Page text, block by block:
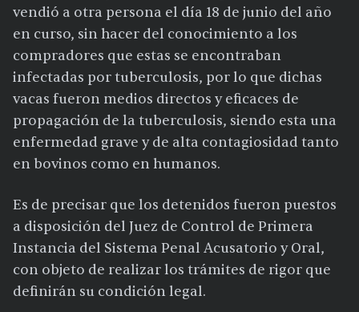
vendió a otra persona el día 18 de junio del año
en curso, sin hacer del conocimiento a los
compradores que estas se encontraban
infectadas por tuberculosis, por lo que dichas
vacas fueron medios directos y eficaces de
propagación de la tuberculosis, siendo esta una
enfermedad grave y de alta contagiosidad tanto
en bovinos como en humanos.
Es de precisar que los detenidos fueron puestos
a disposición del Juez de Control de Primera
Instancia del Sistema Penal Acusatorio y Oral,
con objeto de realizar los trámites de rigor que
definirán su condición legal.